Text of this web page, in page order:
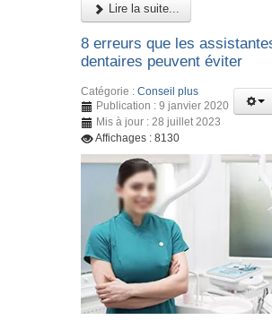
Lire la suite...
8 erreurs que les
dentaires peuvent éviter
Catégorie : Conseil plus
Publication : 9 janvier 2020
Mis à jour : 28 juillet 2023
Affichages : 8130